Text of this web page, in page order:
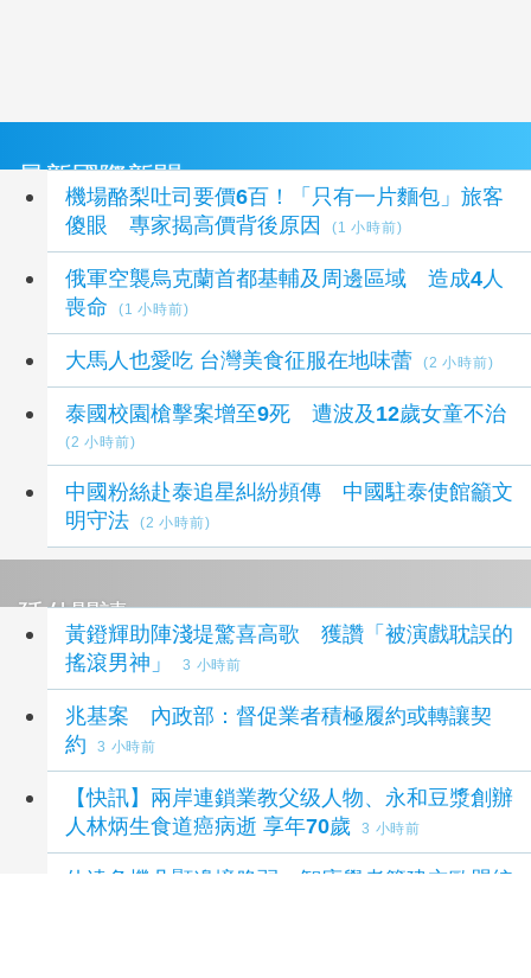
最新國際新聞
機場酪梨吐司要價6百！「只有一片麵包」旅客
傻眼 專家揭高價背後原因
(1 小時前)
俄軍空襲烏克蘭首都基輔及周邊區域 造成4人
喪命
(1 小時前)
大馬人也愛吃 台灣美食征服在地味蕾 (2 小時前)
泰國校園槍擊案增至9死 遭波及12歲女童不治
(2 小時前)
中國粉絲赴泰追星糾紛頻傳 中國駐泰使館籲文
明守法
(2 小時前)
延伸閱讀
黃鐙輝助陣淺堤驚喜高歌 獲讚「被演戲耽誤的
搖滾男神」
3 小時前
兆基案 內政部：督促業者積極履約或轉讓契
約
3 小時前
【快訊】兩岸連鎖業教父级人物、永和豆漿創辦
人林炳生食道癌病逝 享年70歲
3 小時前
休達危機凸顯邊境脆弱 智庫學者籲建立歐盟統